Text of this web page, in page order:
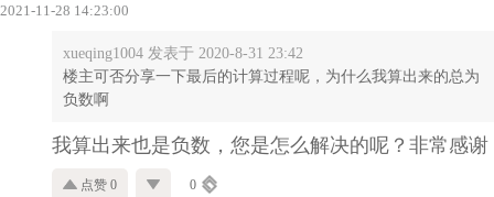
2021-11-28 14:23:00
xueqing1004 发表于 2020-8-31 23:42
楼主可否分享一下最后的计算过程呢，为什么我算出来的总为
负数啊
我算出来也是负数，您是怎么解决的呢？非常感谢
点赞 0 0